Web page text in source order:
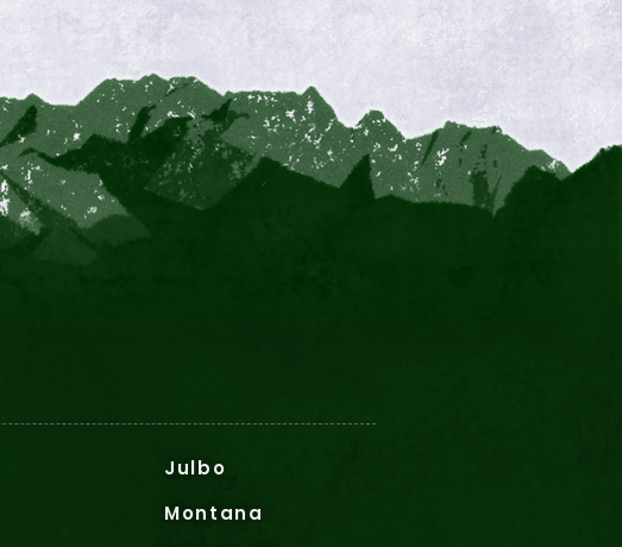
Julbo
Montana